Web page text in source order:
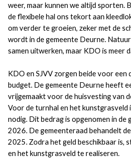
weer, maar kunnen we altijd sporten.
de flexibele hal ons tekort aan
om verder te groeien, zeker met de
wordt in de gemeente Deurne.
samen uitwerken, maar KDO is meer
KDO en SJVV zorgen beide voor een
budget. De gemeente Deurne heeft
vrijgemaakt voor de huisvesting van
Voor de turnhal en het kunstgrasveld
nodig. Dit bedrag is opgenomen in de
2026. De gemeenteraad behandelt
2025. Zodra het geld beschikbaar is,
en het kunstgrasveld te realiseren.